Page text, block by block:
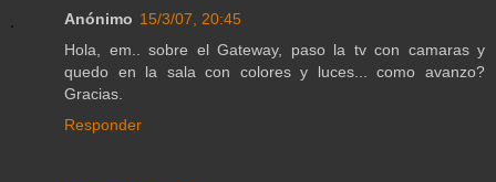
Anónimo 15/3/07, 20:45
Hola, em.. sobre el Gateway, paso la tv con camaras y
quedo en la sala con colores y luces... como avanzo?
Gracias.
Responder